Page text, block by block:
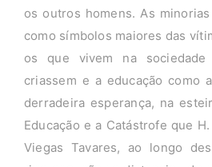
os outros homens. As
como símbolos maiores das
os que vivem na
criassem e a educação como
derradeira esperança, na
Educação e a Catástrofe que
Viegas Tavares, ao longo